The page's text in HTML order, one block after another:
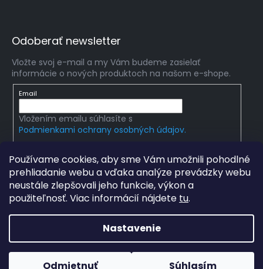
Používame cookies, aby sme Vám umožnili pohodlné
prehliadanie webu a vďaka analýze prevádzky webu
neustále zlepšovali jeho funkcie, výkon a
použiteľnosť. Viac informácií nájdete tu.
Nastavenie
Odmietnuť Súhlasím
Odoberať newsletter
Vložte svoj e-mail a my Vám budeme zasielať
informácie o nových produktoch na našom e-shope.
Email
Vložením emailu súhlasíte s
Podmienkami ochrany osobných údajov.
Copyright 2026mlady-vedec.sk. Všetky práva
vyhradené.Upraviť nastavenie cookies
Grafický návrh vytvořil a na Shoptet implementoval
Hladatechka s.r.o.